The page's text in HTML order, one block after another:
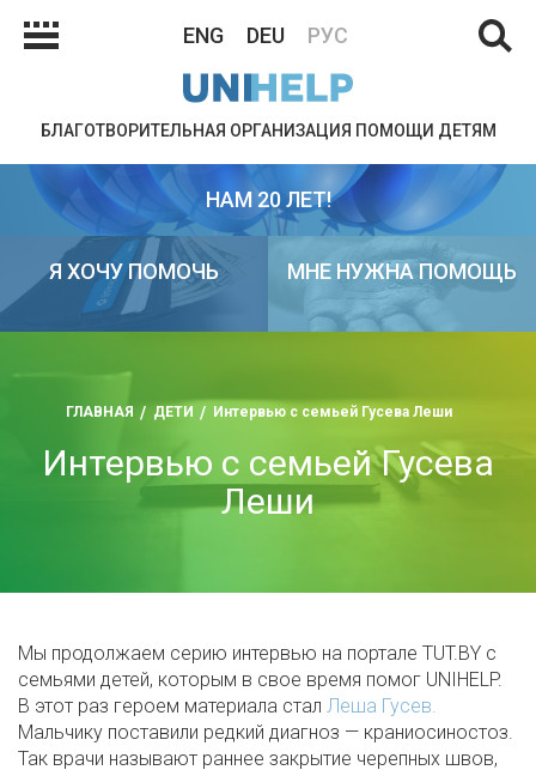
ENG DEU РУС
БЛАГОТВОРИТЕЛЬНАЯ ОРГАНИЗАЦИЯ ПОМОЩИ ДЕТЯМ
НАМ 20 ЛЕТ!
Я ХОЧУ ПОМОЧЬ МНЕ НУЖНА ПОМОЩЬ
ГЛАВНАЯ ДЕТИ Интервью с семьей Гусева Леши
Интервью с семьей Гусева
Леши
Мы продолжаем серию интервью на портале TUT.BY с
семьями детей, которым в свое время помог UNIHELP.
В этот раз героем материала стал Леша Гусев.
Мальчику поставили редкий диагноз — краниосиностоз.
Так врачи называют раннее закрытие черепных швов,